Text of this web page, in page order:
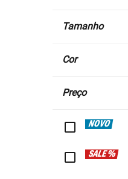
Tamanho
Cor
Preço
NOVO
SALE %